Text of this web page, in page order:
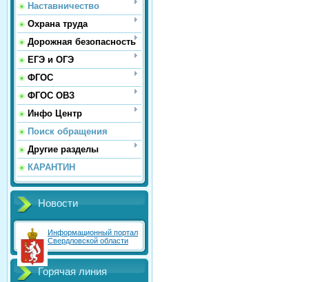
Наставничество
Охрана труда
Дорожная безопасность
ЕГЭ и ОГЭ
ФГОС
ФГОС ОВЗ
Инфо Центр
Поиск обращения
Другие разделы
КАРАНТИН
Новости
Информационный портал
Свердловской области
Горячая линия